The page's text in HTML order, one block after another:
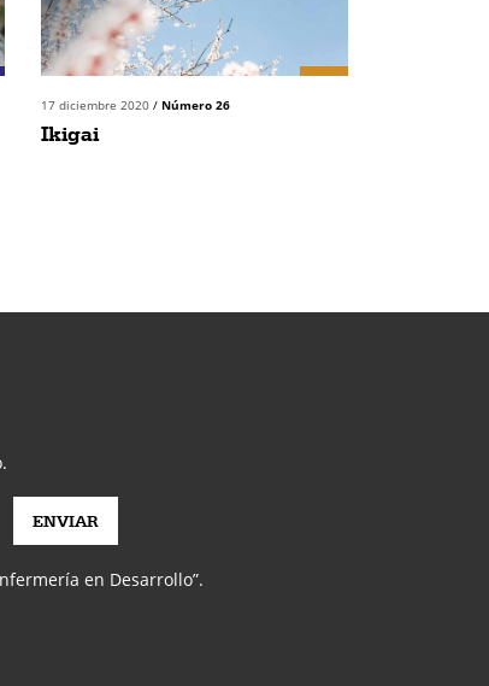
17 diciembre 2020 / Número 26
Ikigai
en Desarrollo”.